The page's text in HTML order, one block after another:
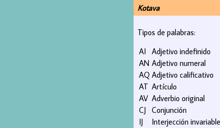
Kotava
Tipos de palabras:
AI Adjetivo indefinido
AN Adjetivo numeral
AQ Adjetivo calificativo
AT Artículo
AV Adverbio original
CJ Conjunción
IJ
Interjección invariable